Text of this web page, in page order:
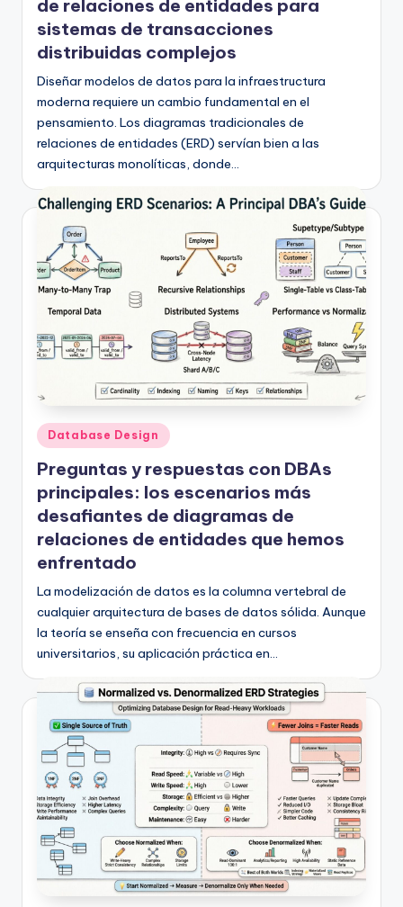
-
A
n
g
t
s
&
S
t
w
a
r
e
n
d
u
y
U
de relaciones de entidades para
sistemas de transacciones
distribuidas complejos
Diseñar modelos de datos para la infraestructura
moderna requiere un cambio fundamental en el
pensamiento. Los diagramas tradicionales de
relaciones de entidades (ERD) servían bien a las
arquitecturas monolíticas, donde…
Publicado
en
Database Design
Preguntas y respuestas con DBAs
principales: los escenarios más
desafiantes de diagramas de
relaciones de entidades que hemos
enfrentado
La modelización de datos es la columna vertebral de
cualquier arquitectura de bases de datos sólida. Aunque
la teoría se enseña con frecuencia en cursos
universitarios, su aplicación práctica en…